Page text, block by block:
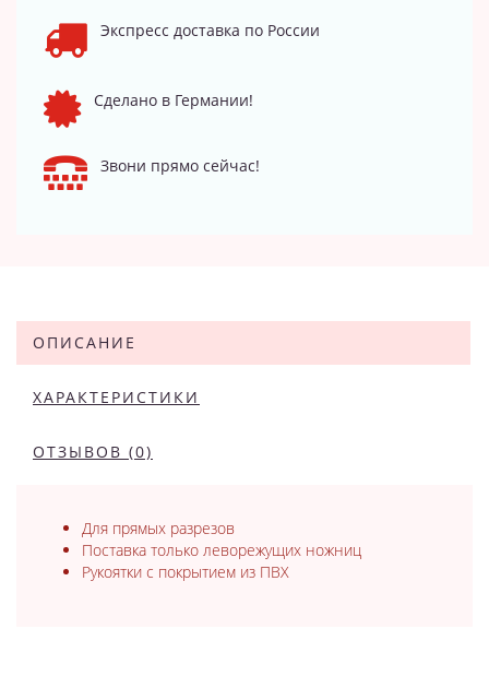
Экспресс доставка по России
Сделано в Германии!
Звони прямо сейчас!
ОПИСАНИЕ
ХАРАКТЕРИСТИКИ
ОТЗЫВОВ (0)
Для прямых разрезов
Поставка только леворежущих ножниц
Рукоятки с покрытием из ПВХ